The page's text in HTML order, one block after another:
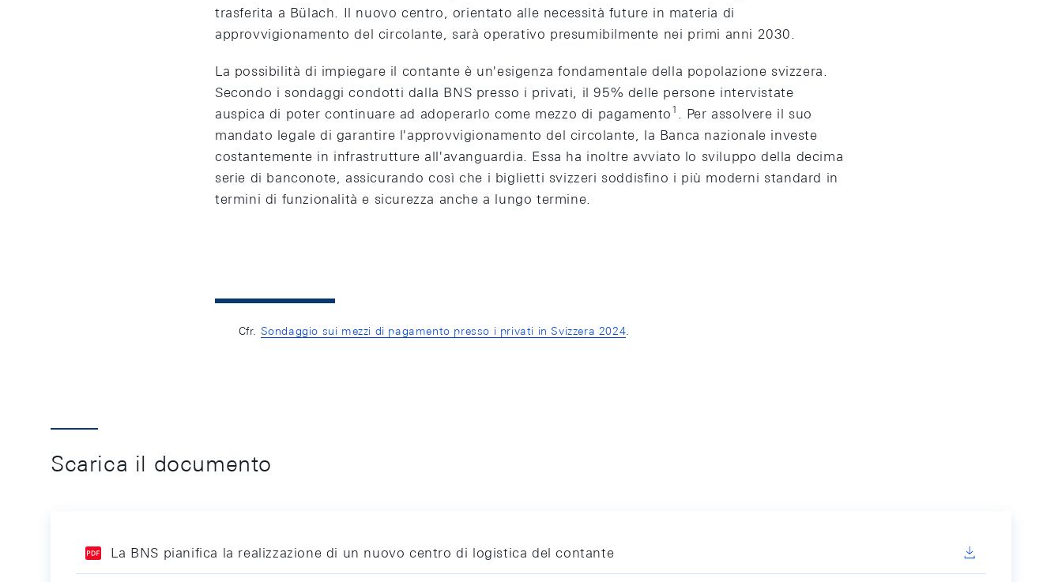
trasferita a Bülach. Il nuovo centro, orientato alle necessità future in materia di
approvvigionamento del circolante, sarà operativo presumibilmente nei primi anni 2030.
La possibilità di impiegare il contante è un'esigenza fondamentale della popolazione svizzera.
Secondo i sondaggi condotti dalla BNS presso i privati, il 95% delle persone intervistate
auspica di poter continuare ad adoperarlo come mezzo di pagamento 1 . Per assolvere il suo
mandato legale di garantire l'approvvigionamento del circolante, la Banca nazionale investe
costantemente in infrastrutture all'avanguardia. Essa ha inoltre avviato lo sviluppo della decima
serie di banconote, assicurando così che i biglietti svizzeri soddisfino i più moderni standard in
termini di funzionalità e sicurezza anche a lungo termine.
Cfr. Sondaggio sui mezzi di pagamento presso i privati in Svizzera 2024
Scarica il documento
La BNS pianifica la realizzazione di un nuovo centro di logistica del contante